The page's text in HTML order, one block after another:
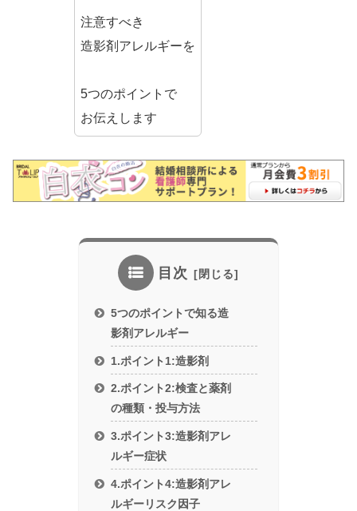
注意すべき
造影剤アレルギーを
5つのポイントで
お伝えします
目次
5つのポイントで知る造
影剤アレルギー
1.ポイント1:造影剤
2.ポイント2:検査と薬剤
の種類・投与方法
3.ポイント3:造影剤アレ
ルギー症状
4.ポイント4:造影剤アレ
ルギーリスク因子